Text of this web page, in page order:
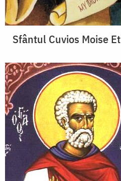
Sfântul Cuvios Moise